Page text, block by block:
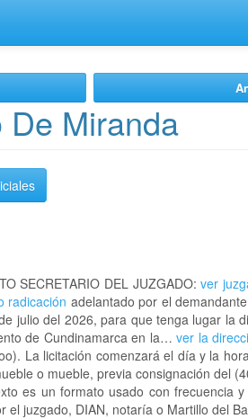
Miranda
SECRETARIO DEL JUZGADO: ver
radicación adelantado por el
julio del 2026, para que tenga lugar la
de Cundinamarca en la…ver la
La licitación comenzará el día y la
o mueble, previa consignación del
es un formato usado con frecuencia
el juzgado, DIAN, notaría o Martillo del